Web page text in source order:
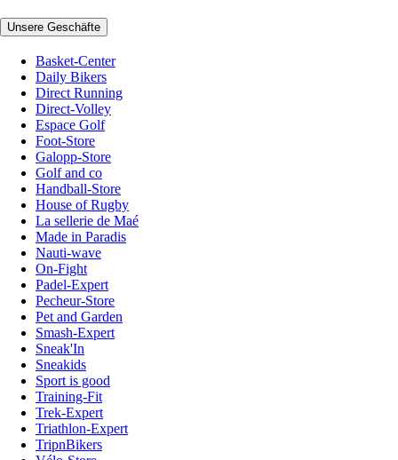
Unsere Geschäfte
Basket-Center
Daily Bikers
Direct Running
Direct-Volley
Espace Golf
Foot-Store
Galopp-Store
Golf and co
Handball-Store
House of Rugby
La sellerie de Maé
Made in Paradis
Nauti-wave
On-Fight
Padel-Expert
Pecheur-Store
Pet and Garden
Smash-Expert
Sneak'In
Sneakids
Sport is good
Training-Fit
Trek-Expert
Triathlon-Expert
TripnBikers